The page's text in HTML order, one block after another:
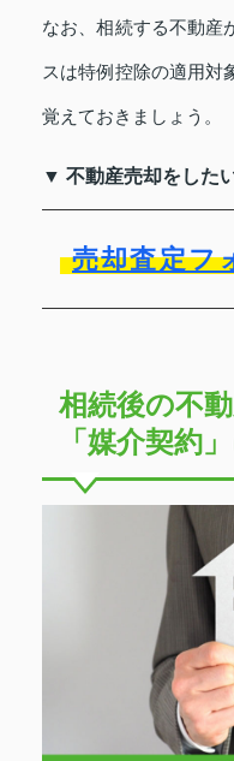
なお、相続する不動産
スは特例控除の適用対
覚えておきましょう。
▼ 不動産売却をした
売却査定フ
相続後の不
「媒介契約